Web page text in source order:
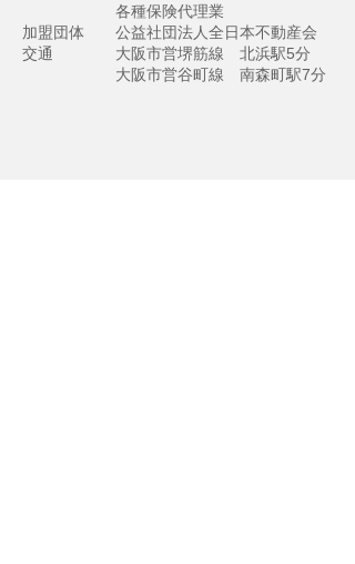
各種保険代理業
加盟団体 公益社団法人全日本不動産会
交通 大阪市営堺筋線 北浜駅5分
大阪市営谷町線 南森町駅7分